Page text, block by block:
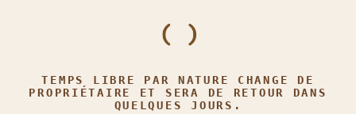
TEMPS LIBRE PAR NATURE CHANGE DE
PROPRIÉTAIRE ET SERA DE RETOUR DANS
QUELQUES JOURS.